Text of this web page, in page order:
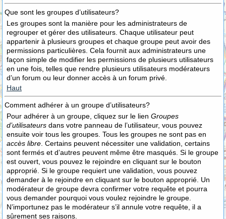
Que sont les groupes d’utilisateurs?
Les groupes sont la manière pour les administrateurs de
regrouper et gérer des utilisateurs. Chaque utilisateur peut
appartenir à plusieurs groupes et chaque groupe peut avoir des
permissions particulières. Cela fournit aux administrateurs une
façon simple de modifier les permissions de plusieurs utilisateurs
en une fois, telles que rendre plusieurs utilisateurs modérateurs
d’un forum ou leur donner accès à un forum privé.
Haut
Comment adhérer à un groupe d’utilisateurs?
Pour adhérer à un groupe, cliquez sur le lien Groupes
d’utilisateurs dans votre panneau de l’utilisateur, vous pouvez
ensuite voir tous les groupes. Tous les groupes ne sont pas en
accès libre . Certains peuvent nécessiter une validation, certains
sont fermés et d’autres peuvent même être masqués. Si le groupe
est ouvert, vous pouvez le rejoindre en cliquant sur le bouton
approprié. Si le groupe requiert une validation, vous pouvez
demander à le rejoindre en cliquant sur le bouton approprié. Un
modérateur de groupe devra confirmer votre requête et pourra
vous demander pourquoi vous voulez rejoindre le groupe.
N’importunez pas le modérateur s’il annule votre requête, il a
sûrement ses raisons.